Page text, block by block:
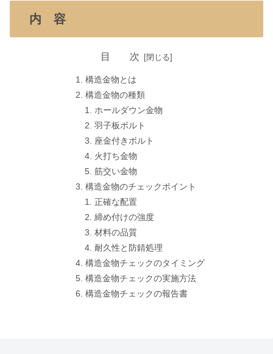
内 容
目 次
構造金物とは
構造金物の種類
ホールダウン金物
羽子板ボルト
座金付きボルト
火打ち金物
筋交い金物
構造金物のチェックポイント
正確な配置
締め付けの強度
材料の品質
耐久性と防錆処理
構造金物チェックのタイミング
構造金物チェックの実施方法
構造金物チェックの報告書